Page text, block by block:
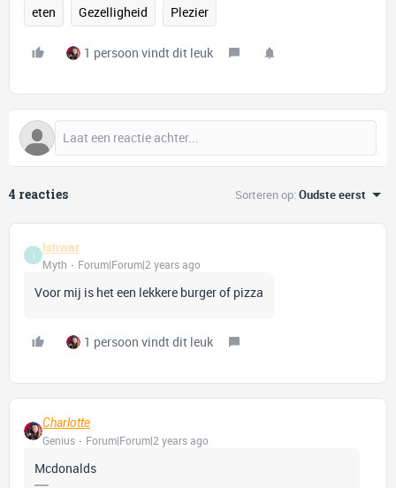
eten Gezelligheid Plezier
1 persoon vindt dit leuk
4 reacties Sorteren op:Oudste eerst
I Ishwar
Myth Forum|Forum|2 years ago
Voor mij is het een lekkere burger of pizza
1 persoon vindt dit leuk
Charlotte
Genius
Forum|Forum|2 years ago
Mcdonalds